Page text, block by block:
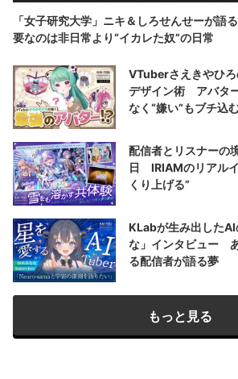
「女子研究大学」ニキ＆しろせんせーが
要なのは非日常より“イカレた奴”の日常
VTuberさえきやひ
デザイン術 アバタ
なく“嫌い”もブチ込
配信者とリスナーの
日 IRIAMのリアル
くり上げる”
KLabが生み出した
な」インタビュー
る配信者が語る夢
もっと見る